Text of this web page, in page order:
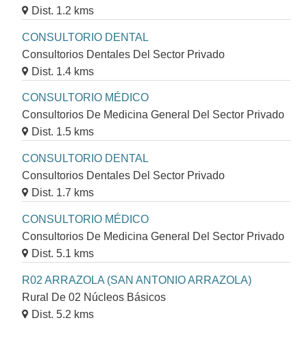
Dist. 1.2 kms
CONSULTORIO DENTAL
Consultorios Dentales Del Sector Privado
Dist. 1.4 kms
CONSULTORIO MÉDICO
Consultorios De Medicina General Del Sector Privado
Dist. 1.5 kms
CONSULTORIO DENTAL
Consultorios Dentales Del Sector Privado
Dist. 1.7 kms
CONSULTORIO MÉDICO
Consultorios De Medicina General Del Sector Privado
Dist. 5.1 kms
R02 ARRAZOLA (SAN ANTONIO ARRAZOLA)
Rural De 02 Núcleos Básicos
Dist. 5.2 kms